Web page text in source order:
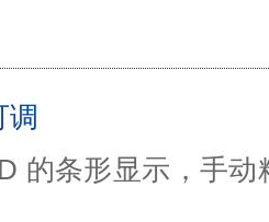
调
的条形显示，手动